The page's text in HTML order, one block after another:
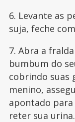
6. Levante as
suja, feche
7. Abra a
bumbum do
cobrindo suas
menino,
apontado
reter sua urina.